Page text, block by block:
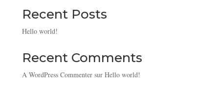
Recent Posts
Hello world!
Recent Comments
A WordPress Commentersur Hello world!